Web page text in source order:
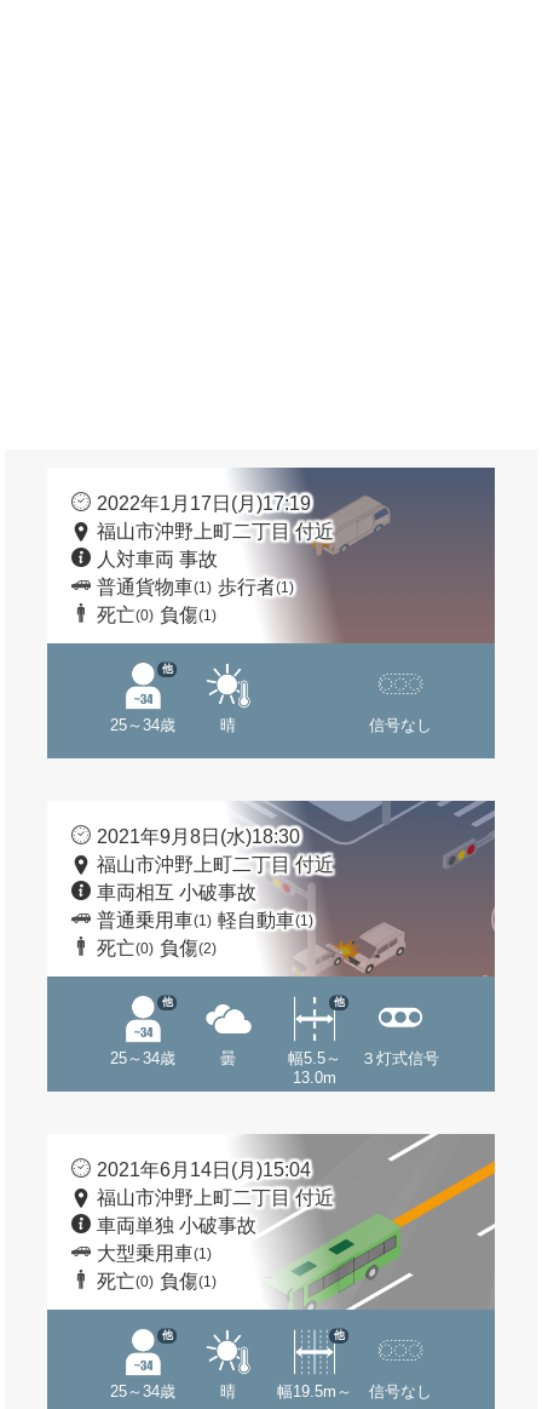
2022年1月17日(月)17:19
福山市沖野上町二丁目 付近
人対車両 事故
普通貨物車(1) 歩行者(1)
死亡(0) 負傷(1)
25～34歳
他
晴 信号なし
2021年9月8日(水)18:30
福山市沖野上町二丁目 付近
車両相互 小破事故
普通乗用車(1) 軽自動車(1)
死亡(0) 負傷(2)
25～34歳
他
曇
幅5.5～
13.0m
他
３灯式信号
2021年6月14日(月)15:04
福山市沖野上町二丁目 付近
車両単独 小破事故
大型乗用車(1)
死亡(0) 負傷(1)
25～34歳
他
晴 幅19.5m～
他
信号なし